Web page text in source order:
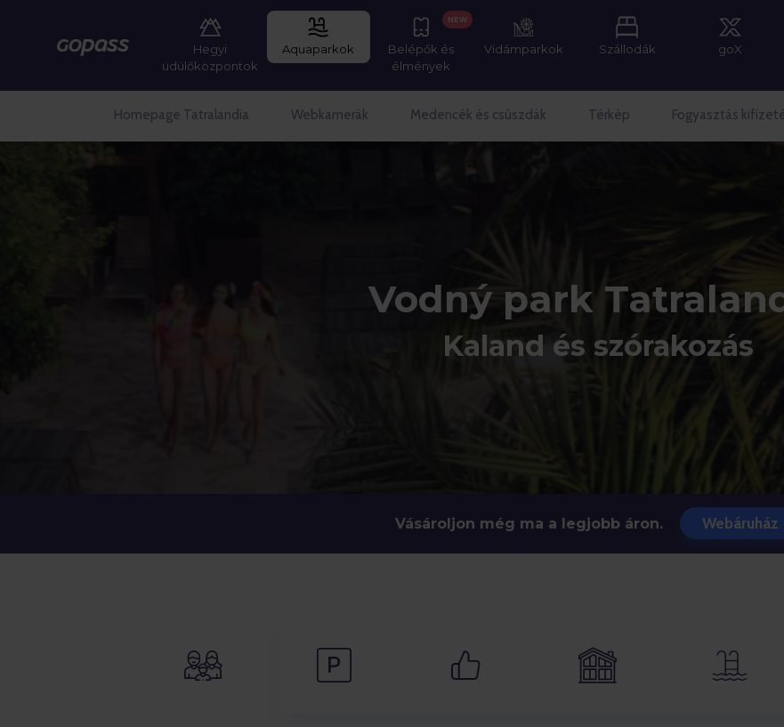
Gopass
Hegyi
üdülőközpontok
Aquaparkok
Belépők és
élmények
NEW
Vidámparkok Szállodák goX
Homepage Tatralandia Webkamerák Medencék és csúszdák Térkép Fogyasztás
Vodný park
Kaland és szórakozás
Vásároljon még ma a legjobb áron. Webáruház